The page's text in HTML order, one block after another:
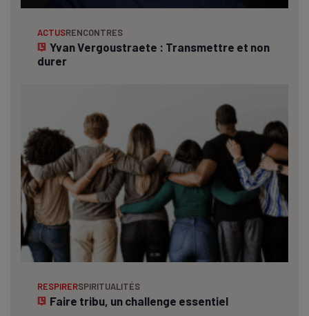
ACTUSRENCONTRES
Yvan Vergoustraete : Transmettre et non
durer
RESPIRERSPIRITUALITÉS
Faire tribu, un challenge essentiel